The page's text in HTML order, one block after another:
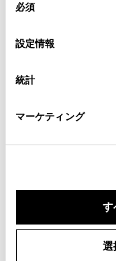
デバイスにすべての
意したことになりま
設定の変更、同意を
「Cookie（クッキー
必須
設定情報
統計
マーケティング
す
選
必須 ご希望の連絡方
Eメール
メールアドレス